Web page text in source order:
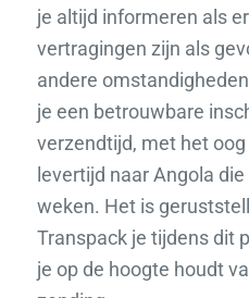
je altijd informeren als
vertragingen zijn als
andere
je een betrouwbare
verzendtijd, met het
levertijd naar Angola
weken. Het is
Transpack je tijdens dit
je op de hoogte houdt